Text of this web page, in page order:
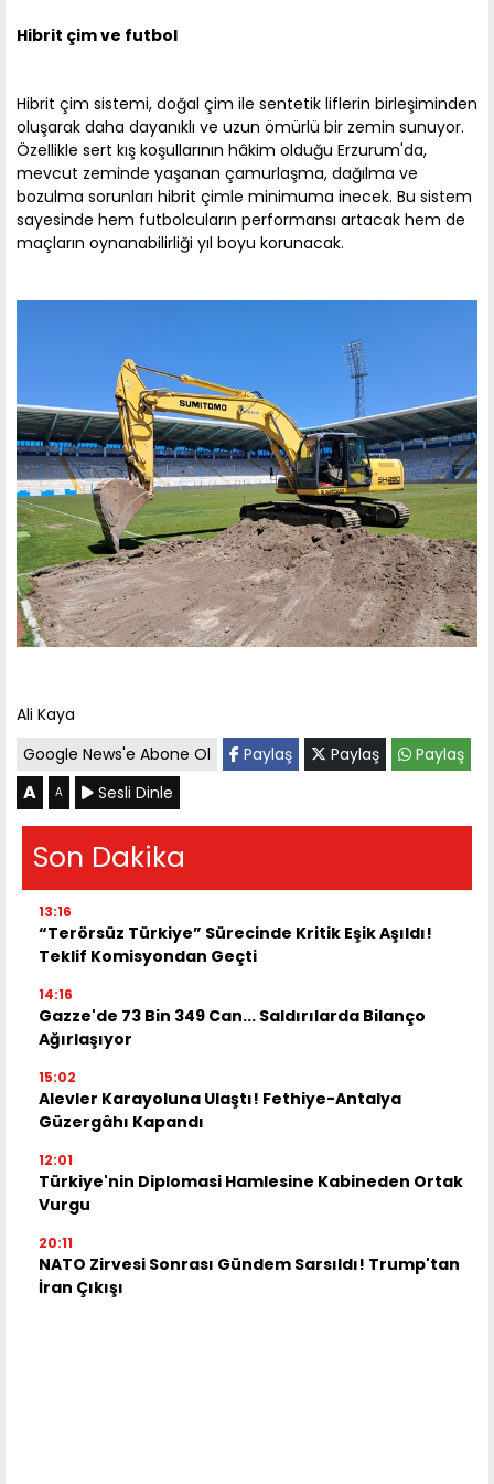
Hibrit çim ve futbol
Hibrit çim sistemi, doğal çim ile sentetik liflerin birleşiminden
oluşarak daha dayanıklı ve uzun ömürlü bir zemin sunuyor.
Özellikle sert kış koşullarının hâkim olduğu Erzurum'da,
mevcut zeminde yaşanan çamurlaşma, dağılma ve
bozulma sorunları hibrit çimle minimuma inecek. Bu sistem
sayesinde hem futbolcuların performansı artacak hem de
maçların oynanabilirliği yıl boyu korunacak.
Ali Kaya
Google News'e Abone Ol
Paylaş Paylaş Paylaş
A A Sesli Dinle
Son Dakika
13:16
“Terörsüz Türkiye” Sürecinde Kritik Eşik Aşıldı!
Teklif Komisyondan Geçti
14:16
Gazze'de 73 Bin 349 Can... Saldırılarda Bilanço
Ağırlaşıyor
15:02
Alevler Karayoluna Ulaştı! Fethiye-Antalya
Güzergâhı Kapandı
12:01
Türkiye'nin Diplomasi Hamlesine Kabineden Ortak
Vurgu
20:11
NATO Zirvesi Sonrası Gündem Sarsıldı! Trump'tan
İran Çıkışı